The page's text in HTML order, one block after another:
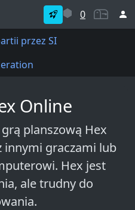
0
przez SI
Online
planszową Hex
graczami lub
Hex jest
ale trudny do